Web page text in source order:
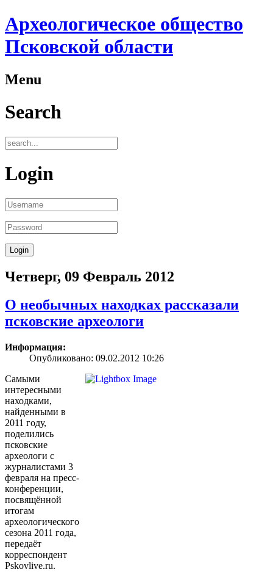
Археологическое общество
Псковской области
Menu
Search
Login
Четверг, 09 Февраль 2012
О необычных находках рассказали
псковские археологи
Информация:
Опубликовано: 09.02.2012 10:26
Самыми
интересными
находками,
найденными в
2011 году,
поделились
псковские
археологи с
журналистами 3
февраля на пресс-
конференции,
посвящённой
итогам
археологического
сезона 2011 года,
передаёт
корреспондент
Pskovlive.ru.